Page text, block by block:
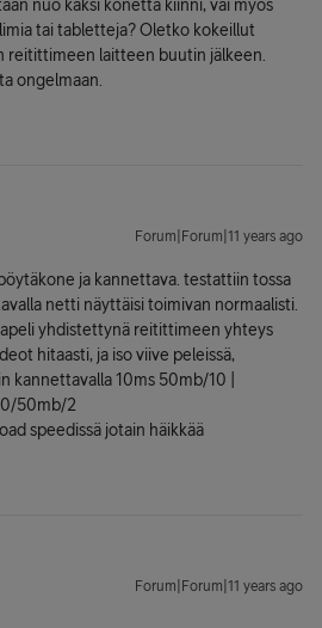
nuo kaksi konetta kiinni, vai myös
tai tabletteja? Oletko kokeillut
reitittimeen laitteen buutin jälkeen.
ongelmaan.
Forum|Forum|11 years ago
ja kannettava. testattiin tossa
netti näyttäisi toimivan normaalisti.
yhdistettynä reitittimeen yhteys
hitaasti, ja iso viive peleissä,
kannettavalla 10ms 50mb/10 |
50mb/2
speedissä jotain häikkää
Forum|Forum|11 years ago